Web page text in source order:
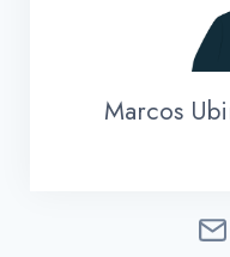
Marcos